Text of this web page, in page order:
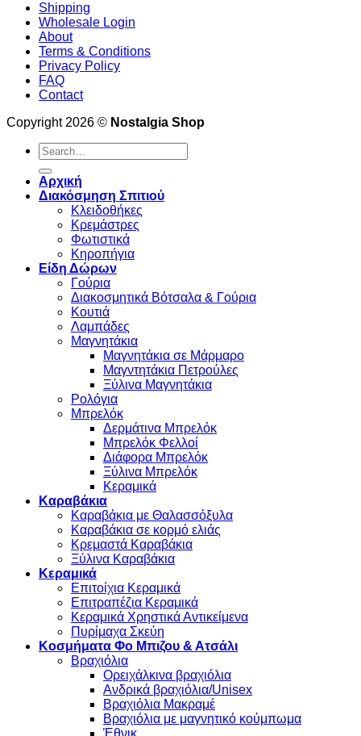
Shipping
Wholesale Login
About
Terms & Conditions
Privacy Policy
FAQ
Contact
Copyright 2026 © Nostalgia Shop
Search
for:
Αρχική
Διακόσμηση Σπιτιού
Κλειδοθήκες
Κρεμάστρες
Φωτιστικά
Κηροπήγια
Είδη Δώρων
Γούρια
Διακοσμητικά Βότσαλα & Γούρια
Κουτιά
Λαμπάδες
Μαγνητάκια
Μαγνητάκια σε Μάρμαρο
Μαγντητάκια Πετρούλες
Ξύλινα Μαγνητάκια
Ρολόγια
Μπρελόκ
Δερμάτινα Μπρελόκ
Μπρελόκ Φελλοί
Διάφορα Μπρελόκ
Ξύλινα Μπρελόκ
Κεραμικά
Καραβάκια
Καραβάκια με Θαλασσόξυλα
Καραβάκια σε κορμό ελιάς
Κρεμαστά Καραβάκια
Ξύλινα Καραβάκια
Κεραμικά
Επιτοίχια Κεραμικά
Επιτραπέζια Κεραμικά
Κεραμικά Χρηστικά Αντικείμενα
Πυρίμαχα Σκεύη
Κοσμήματα Φο Μπιζου & Ατσάλι
Βραχιόλια
Oρειχάλκινα βραχιόλια
Ανδρικά βραχιόλια/Unisex
Βραχιόλια Μακραμέ
Βραχιόλια με μαγνητικό κούμπωμα